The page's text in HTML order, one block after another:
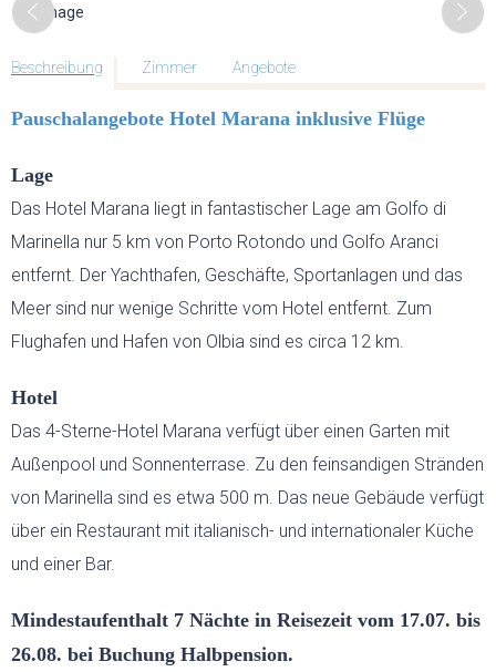
GOLFREISEN SARDINIEN
GOLFREISEN WELTWEIT
MIETWAGEN RUNDREISE
GRUPPENREISEN
SARDINIEN INDIVIDUELL
Beschreibung Zimmer Angebote
Pauschalangebote Hotel Marana inklusive Flüge
Lage
Das Hotel Marana liegt in fantastischer Lage am Golfo di
Marinella nur 5 km von Porto Rotondo und Golfo Aranci
entfernt. Der Yachthafen, Geschäfte, Sportanlagen und das
Meer sind nur wenige Schritte vom Hotel entfernt. Zum
Flughafen und Hafen von Olbia sind es circa 12 km.
Hotel
Das 4-Sterne-Hotel Marana verfügt über einen Garten mit
Außenpool und Sonnenterrase. Zu den feinsandigen Stränden
von Marinella sind es etwa 500 m. Das neue Gebäude verfügt
über ein Restaurant mit italianisch- und internationaler Küche
und einer Bar.
Mindestaufenthalt 7 Nächte in Reisezeit vom 17.07. bis
26.08. bei Buchung Halbpension.